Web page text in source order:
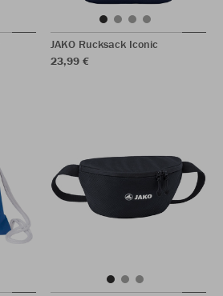
JAKO Rucksack Iconic
23,99 €